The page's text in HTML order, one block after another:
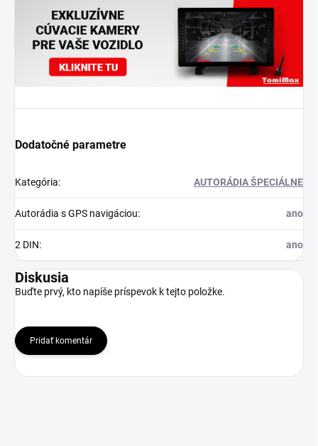
Dodatočné parametre
Kategória: AUTORÁDIA ŠPECIÁLNE
Autorádia s GPS navigáciou: ano
2 DIN: ano
Diskusia
Buďte prvý, kto napíše príspevok k tejto položke.
Pridať komentár